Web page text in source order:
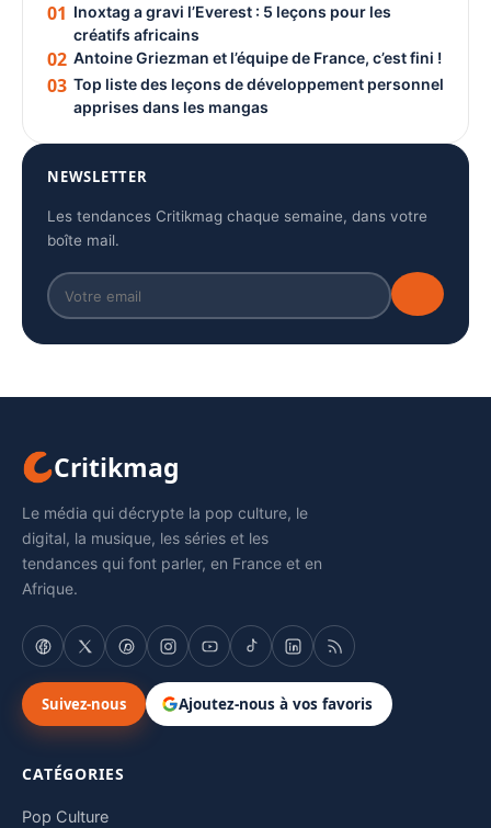
01 Inoxtag a gravi l’Everest : 5 leçons pour les
créatifs africains
02 Antoine Griezman et l’équipe de France, c’est fini !
03 Top liste des leçons de développement personnel
apprises dans les mangas
NEWSLETTER
Les tendances Critikmag chaque semaine, dans votre
boîte mail.
Critikmag
Le média qui décrypte la pop culture, le
digital, la musique, les séries et les
tendances qui font parler, en France et en
Afrique.
Suivez-nous Ajoutez-nous à vos favoris
CATÉGORIES
Pop Culture